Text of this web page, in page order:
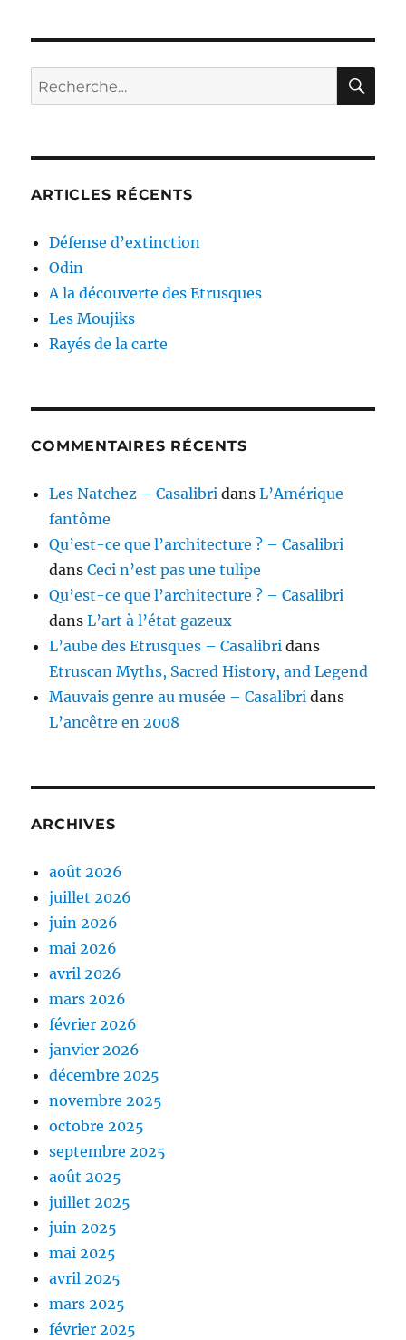
Recherche
pour :
ARTICLES RÉCENTS
Défense d’extinction
Odin
A la découverte des Etrusques
Les Moujiks
Rayés de la carte
COMMENTAIRES RÉCENTS
Les Natchez – Casalibri dansL’Amérique
fantôme
Qu’est-ce que l’architecture ? – Casalibri
dansCeci n’est pas une tulipe
Qu’est-ce que l’architecture ? – Casalibri
dansL’art à l’état gazeux
L’aube des Etrusques – Casalibri dans
Etruscan Myths, Sacred History, and Legend
Mauvais genre au musée – Casalibri dans
L’ancêtre en 2008
ARCHIVES
août 2026
juillet 2026
juin 2026
mai 2026
avril 2026
mars 2026
février 2026
janvier 2026
décembre 2025
novembre 2025
octobre 2025
septembre 2025
août 2025
juillet 2025
juin 2025
mai 2025
avril 2025
mars 2025
février 2025